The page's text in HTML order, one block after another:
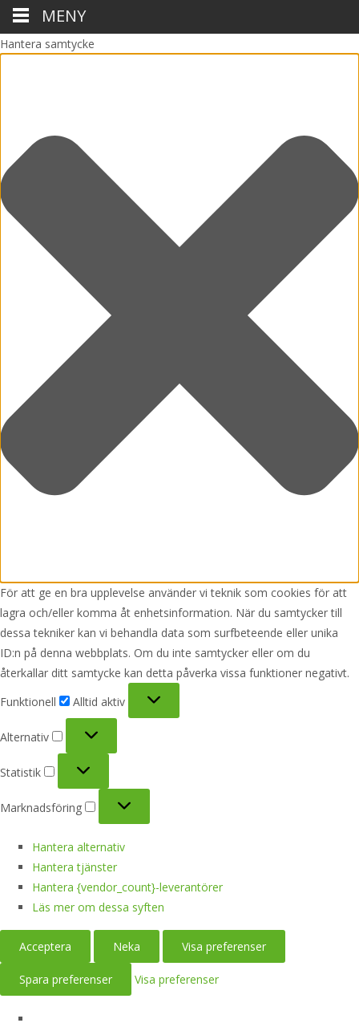
Hantera samtycke
För att ge en bra upplevelse använder vi teknik som cookies för att
lagra och/eller komma åt enhetsinformation. När du samtycker till
dessa tekniker kan vi behandla data som surfbeteende eller unika
ID:n på denna webbplats. Om du inte samtycker eller om du
återkallar ditt samtycke kan detta påverka vissa funktioner negativt.
Funktionell
Alltid aktiv
Alternativ
Statistik
Marknadsföring
Hantera alternativ
Hantera tjänster
Hantera {vendor_count}-leverantörer
Läs mer om dessa syften
Acceptera Neka Visa preferenser
Spara preferenser Visa preferenser
MENY